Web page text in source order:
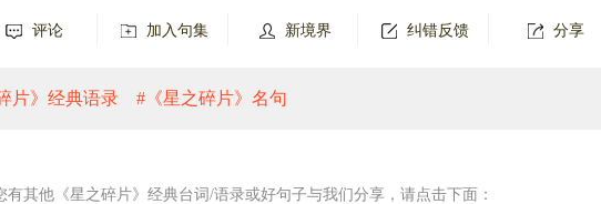
评论 加入句集 新境界 纠错反馈 分享
片》经典语录 #《星之碎片》名句
有其他《星之碎片》经典台词/语录或好句子与我们分享，请点击下面：